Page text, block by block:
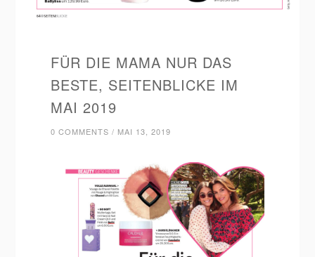
FÜR DIE MAMA NUR DAS
BESTE, SEITENBLICKE IM
MAI 2019
0 COMMENTS / MAI 13, 2019